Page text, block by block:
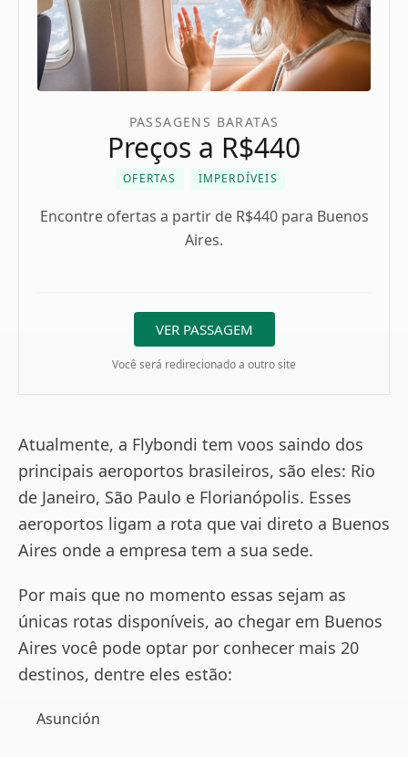
PASSAGENS BARATAS
Preços a R$440
OFERTAS IMPERDÍVEIS
Encontre ofertas a partir de R$440 para Buenos
Aires.
VER PASSAGEM
Você será redirecionado a outro site
Atualmente, a Flybondi tem voos saindo dos
principais aeroportos brasileiros, são eles: Rio
de Janeiro, São Paulo e Florianópolis. Esses
aeroportos ligam a rota que vai direto a Buenos
Aires onde a empresa tem a sua sede.
Por mais que no momento essas sejam as
únicas rotas disponíveis, ao chegar em Buenos
Aires você pode optar por conhecer mais 20
destinos, dentre eles estão:
Asunción